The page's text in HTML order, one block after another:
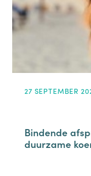
27 SEPTEMBER
Bindende
duurzame